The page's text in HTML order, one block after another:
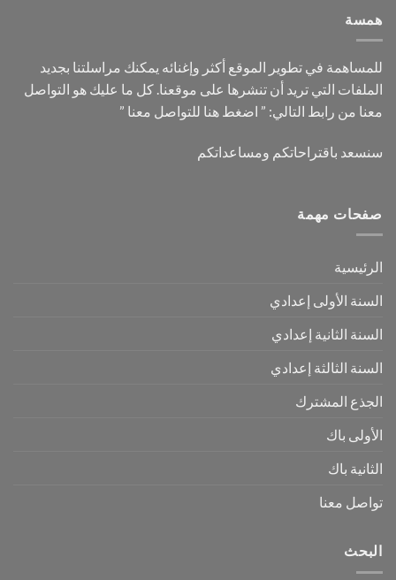
همسة
للمساهمة في تطوير الموقع أكثر وإغنائه يمكنك مراسلتنا بجديد
الملفات التي تريد أن تنشرها على موقعنا. كل ما عليك هو التواصل
معنا من رابط التالي: ” اضغط هنا للتواصل معنا ”
سنسعد باقتراحاتكم ومساعداتكم
صفحات مهمة
الرئيسية
السنة الأولى إعدادي
السنة الثانية إعدادي
السنة الثالثة إعدادي
الجذع المشترك
الأولى باك
الثانية باك
تواصل معنا
البحث